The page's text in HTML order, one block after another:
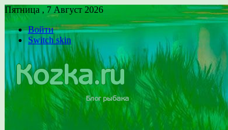
Пятница , 7 Август 2026
Войти
Switch skin